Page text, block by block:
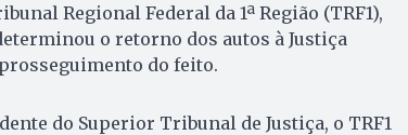
Regional Federal da 1ª Região (TRF1),
o retorno dos autos à Justiça
do feito.
do Superior Tribunal de Justiça, o TRF1